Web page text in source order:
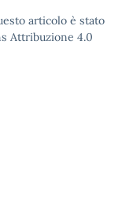
articolo è stato
Attribuzione 4.0